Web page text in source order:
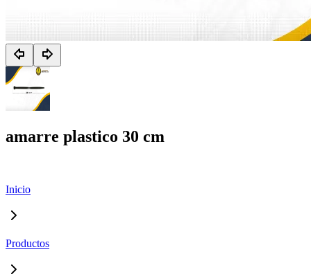
amarre plastico 30 cm
Inicio
Productos